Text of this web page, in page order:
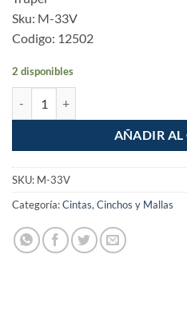
Sku: M-33V
Codigo: 12502
2 disponibles
AÑADIR AL
SKU: M-33V
Categoría:Cintas, Cinchos y Mallas